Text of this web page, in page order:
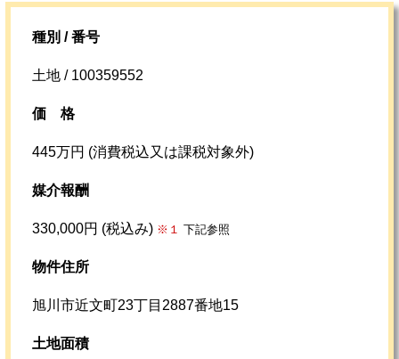
種別 / 番号
土地 / 100359552
価格
445万円 (消費税込又は課税対象外)
媒介報酬
330,000円 (税込み) ※１ 下記参照
物件住所
旭川市近文町23丁目2887番地15
土地面積